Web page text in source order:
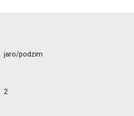
jaro/podzim
2